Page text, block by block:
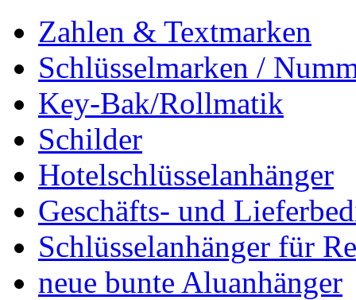
Zahlen & Textmarken
Schlüsselmarken /
Key-Bak/Rollmatik
Schilder
Hotelschlüsselanhänger
Geschäfts- und
Schlüsselanhänger für
neue bunte Aluanhänger